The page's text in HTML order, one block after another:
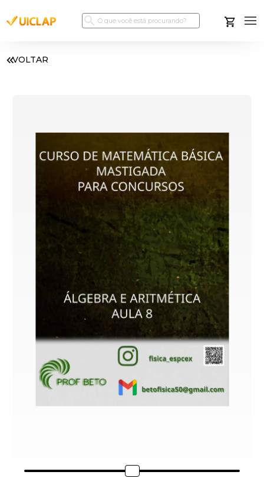
VOLTAR